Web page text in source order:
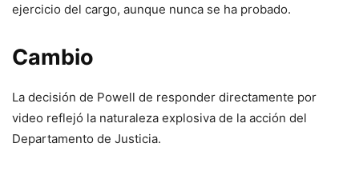
ejercicio del cargo, aunque nunca se ha probado.
Cambio
La decisión de Powell de responder directamente por
video reflejó la naturaleza explosiva de la acción del
Departamento de Justicia.